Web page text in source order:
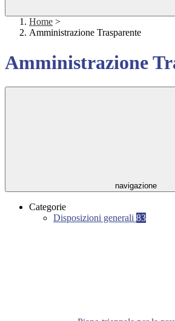
Home >
Amministrazione Trasparente
Amministrazione
navigazione
Categorie
Disposizioni generali 83